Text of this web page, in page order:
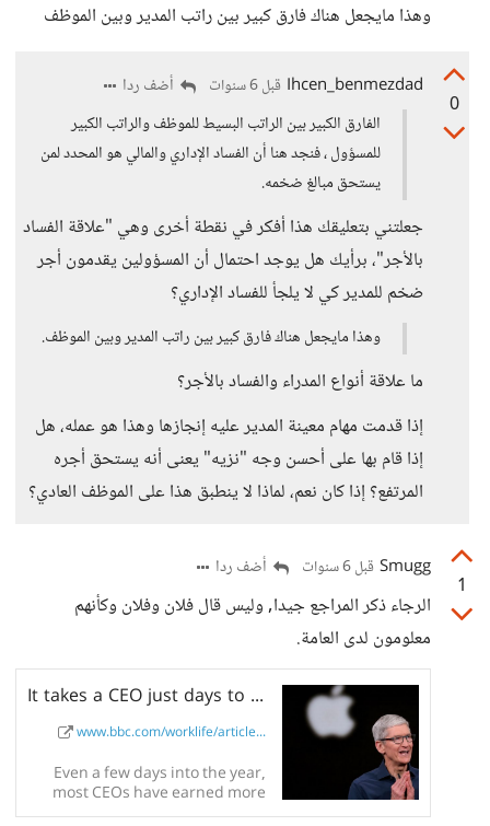
وهذا مايجعل هناك فارق كبير بين راتب المدير وبين الموظف
0
Ihcen_benmezdad قبل 6 سنوات
أضف ردا
الفارق الكبير بين الراتب البسيط للموظف والراتب الكبير
للمسؤول ، فنجد هنا أن الفساد اﻹداري والمالي هو المحدد لمن
يستحق مبالغ ضخمه.
جعلتني بتعليقك هذا أفكر في نقطة أخرى وهي "علاقة الفساد
بالأجر"، برأيك هل يوجد احتمال أن المسؤولين يقدمون أجر
ضخم للمدير كي لا يلجأ للفساد الإداري؟
وهذا مايجعل هناك فارق كبير بين راتب المدير وبين الموظف.
ما علاقة أنواع المدراء والفساد بالأجر؟
إذا قدمت مهام معينة المدير عليه إنجازها وهذا هو عمله، هل
إذا قام بها على أحسن وجه "نزيه" يعنى أنه يستحق أجره
المرتفع؟ إذا كان نعم، لماذا لا ينطبق هذا على الموظف العادي؟
1
Smugg قبل 6 سنوات أضف ردا
الرجاء ذكر المراجع جيدا, وليس قال فلان وفلان وكأنهم
معلومون لدى العامة.
It takes a CEO just days to earn your annual wage
www.bbc.com/worklife/article...
Even a few days into the year,
most CEOs have earned more
than the average worker's